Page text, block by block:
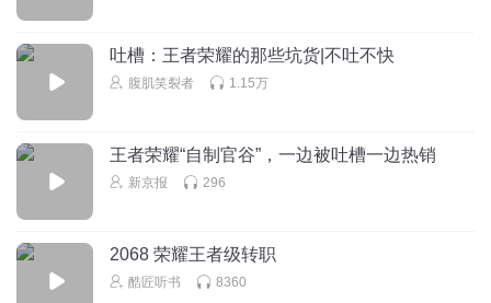
🎯作为一个本身也是喜马拉雅的【情感主播】🎯你的节目是
我听的次数最多的节目，声音也非常好听，让人特别舒服，
平静，希望您多出专辑❗❗
深海迷妹 回复 @一袭旧袍烟雨中
萝卜白菜先生
🌸🌸😑🍉🍸😄
吐槽：王者荣耀的那些坑货|不吐不快
腹肌笑裂者 1.15万
王者荣耀“自制官谷”，一边被吐槽一边热销
新京报 296
2068 荣耀王者级转职
酷匠听书 8360